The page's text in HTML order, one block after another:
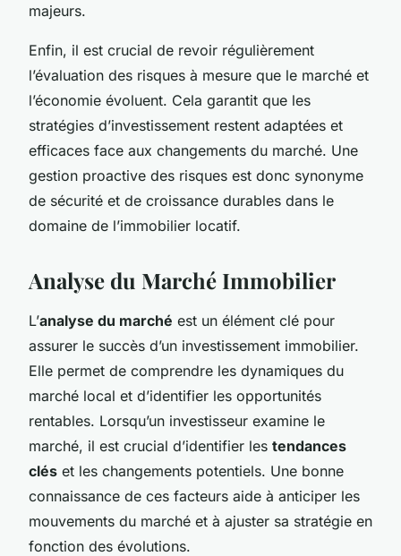
majeurs.
Enfin, il est crucial de revoir régulièrement
l’évaluation des risques à mesure que le marché et
l’économie évoluent. Cela garantit que les
stratégies d’investissement restent adaptées et
efficaces face aux changements du marché. Une
gestion proactive des risques est donc synonyme
de sécurité et de croissance durables dans le
domaine de l’immobilier locatif.
Analyse du Marché Immobilier
L’analyse du marché est un élément clé pour
assurer le succès d’un investissement immobilier.
Elle permet de comprendre les dynamiques du
marché local et d’identifier les opportunités
rentables. Lorsqu’un investisseur examine le
marché, il est crucial d’identifier les tendances
clés et les changements potentiels. Une bonne
connaissance de ces facteurs aide à anticiper les
mouvements du marché et à ajuster sa stratégie en
fonction des évolutions.